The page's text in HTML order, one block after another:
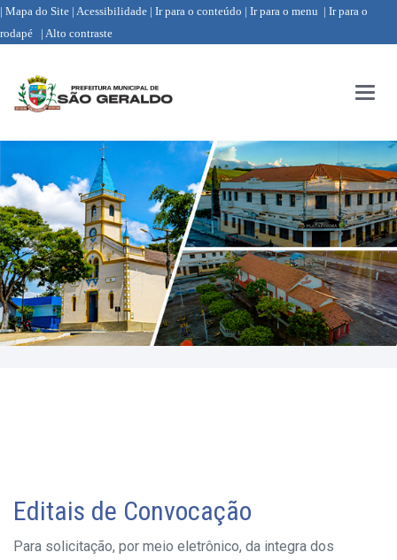
| Mapa do Site | Acessibilidade | Ir para o conteúdo | Ir para o menu | Ir para o
rodapé
| Alto contraste
Menu
Editais de Convocação
Para solicitação, por meio eletrônico, da integra dos